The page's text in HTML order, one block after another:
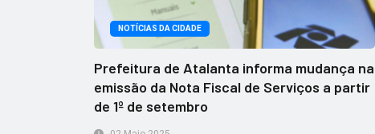
NOTÍCIAS DA CIDADE
Prefeitura de Atalanta informa mudança na
emissão da Nota Fiscal de Serviços a partir
de 1º de setembro